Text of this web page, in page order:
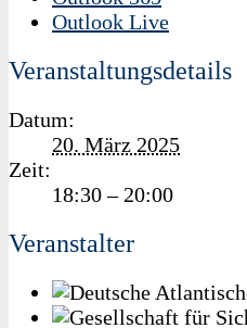
Outlook Live
Veranstaltungsdetails
Datum:
20. März 2025
Zeit:
18:30 – 20:00
Veranstalter